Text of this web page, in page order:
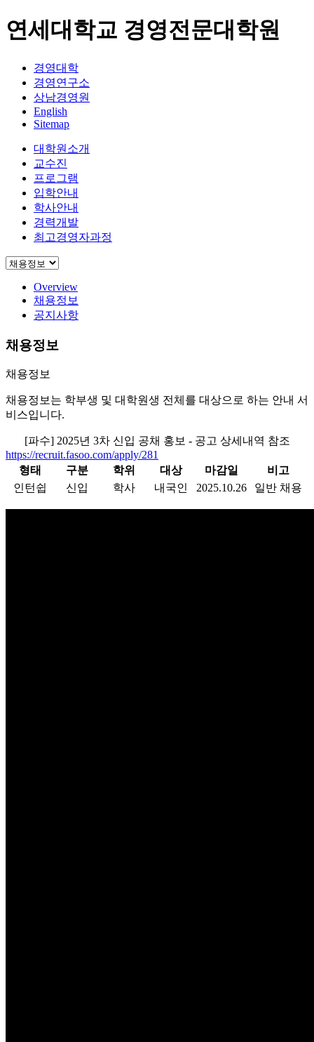
연세대학교 경영전문대학원
경영대학
경영연구소
상남경영원
English
Sitemap
대학원소개
교수진
프로그램
입학안내
학사안내
경력개발
최고경영자과정
Overview
채용정보
공지사항
채용정보
채용정보
채용정보는 학부생 및 대학원생 전체를 대상으로 하는 안내 서
비스입니다.
[파수] 2025년 3차 신입 공채 홍보 - 공고 상세내역 참조
https://recruit.fasoo.com/apply/281
형태
구분 학위 대상 마감일
비고
인턴쉽
신입 학사 내국인 2025.10.26 일반 채용